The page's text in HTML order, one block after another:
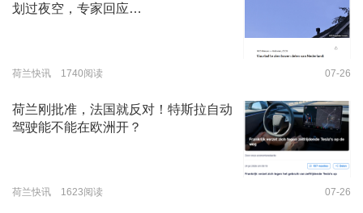
划过夜空，专家回应…
荷兰快讯 1740阅读 07-26
荷兰刚批准，法国就反对！特斯拉自动
驾驶能不能在欧洲开？
荷兰快讯 1623阅读 07-26